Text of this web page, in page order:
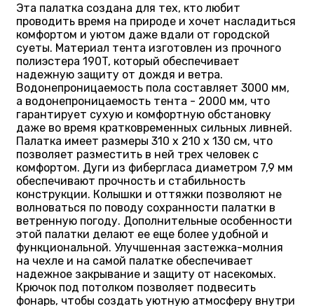
Эта палатка создана для тех, кто любит
проводить время на природе и хочет насладиться
комфортом и уютом даже вдали от городской
суеты. Материал тента изготовлен из прочного
полиэстера 190T, который обеспечивает
надежную защиту от дождя и ветра.
Водонепроницаемость пола составляет 3000 мм,
а водонепроницаемость тента - 2000 мм, что
гарантирует сухую и комфортную обстановку
даже во время кратковременных сильных ливней.
Палатка имеет размеры 310 х 210 х 130 см, что
позволяет разместить в ней трех человек с
комфортом. Дуги из фибергласа диаметром 7,9 мм
обеспечивают прочность и стабильность
конструкции. Колышки и оттяжки позволяют не
волноваться по поводу сохранности палатки в
ветренную погоду. Дополнительные особенности
этой палатки делают ее еще более удобной и
функциональной. Улучшенная застежка-молния
на чехле и на самой палатке обеспечивает
надежное закрывание и защиту от насекомых.
Крючок под потолком позволяет подвесить
фонарь, чтобы создать уютную атмосферу внутри